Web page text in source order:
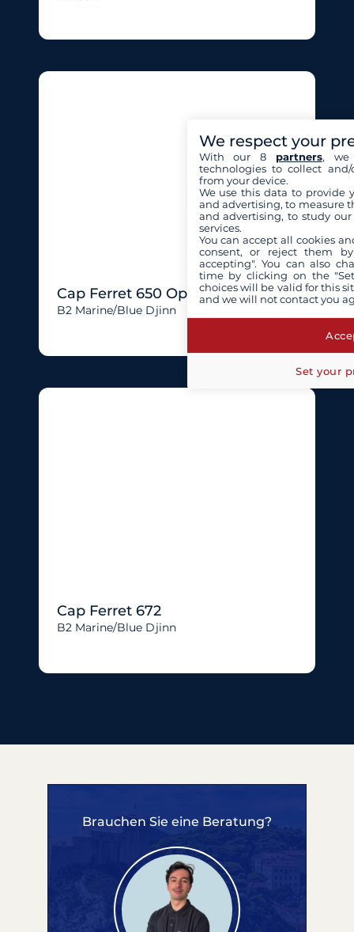
Cap Ferret 650 Open
B2 Marine/blue Djinn
Cap Ferret 672
B2 Marine/blue Djinn
Brauchen Sie eine Beratung?
We respect your
With our 8 partners, we
technologies to collect
from your device.
We use this data to provide
and advertising, to measure
and advertising, to study
services.
You can accept all cookies
consent, or reject them
accepting". You can also
time by clicking on the
choices will be valid for this
and we will not contact you
Set your